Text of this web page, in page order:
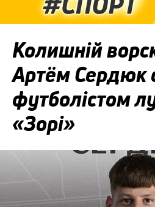
Колишній
Артём Сердюк
футболістом
«Зорі»